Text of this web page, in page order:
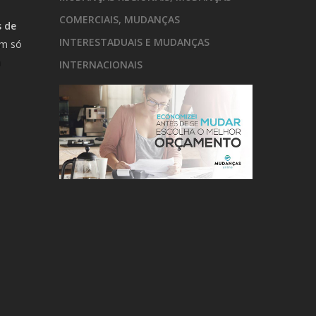
de
só
COMERCIAIS, MUDANÇAS
INTERESTADUAIS E MUDANÇAS
INTERNACIONAIS